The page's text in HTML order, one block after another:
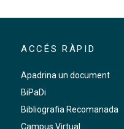
ACCÉS RÀPID
Apadrina un document
BiPaDi
Bibliografia Recomanada
Campus Virtual